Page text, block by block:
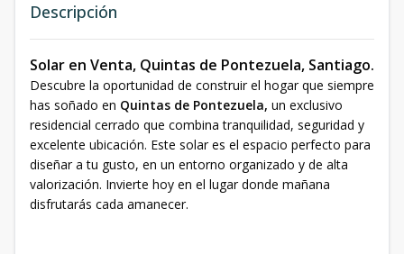
Descripción
Solar en Venta, Quintas de Pontezuela, Santiago.
Descubre la oportunidad de construir el hogar que siempre
has soñado en Quintas de Pontezuela, un exclusivo
residencial cerrado que combina tranquilidad, seguridad y
excelente ubicación. Este solar es el espacio perfecto para
diseñar a tu gusto, en un entorno organizado y de alta
valorización. Invierte hoy en el lugar donde mañana
disfrutarás cada amanecer.